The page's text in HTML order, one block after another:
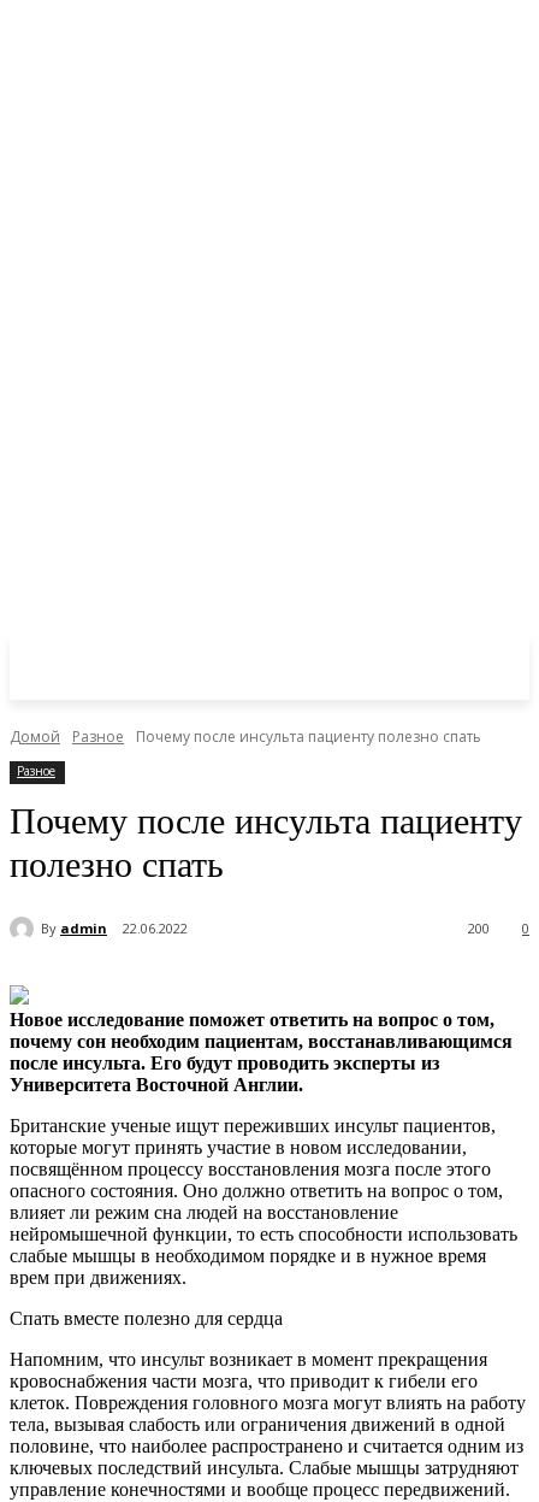
Домой Разное Почему после инсульта пациенту полезно спать
Разное
Почему после инсульта пациенту
полезно спать
By admin 22.06.2022 0
200
Новое исследование поможет ответить на вопрос о том,
почему сон необходим пациентам, восстанавливающимся
после инсульта. Его будут проводить эксперты из
Университета Восточной Англии.
Британские ученые ищут переживших инсульт пациентов,
которые могут принять участие в новом исследовании,
посвящённом процессу восстановления мозга после этого
опасного состояния. Оно должно ответить на вопрос о том,
влияет ли режим сна людей на восстановление
нейромышечной функции, то есть способности использовать
слабые мышцы в необходимом порядке и в нужное время
врем при движениях.
Спать вместе полезно для сердца
Напомним, что инсульт возникает в момент прекращения
кровоснабжения части мозга, что приводит к гибели его
клеток. Повреждения головного мозга могут влиять на работу
тела, вызывая слабость или ограничения движений в одной
половине, что наиболее распространено и считается одним из
ключевых последствий инсульта. Слабые мышцы затрудняют
управление конечностями и вообще процесс передвижений.